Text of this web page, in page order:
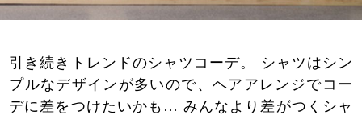
引き続きトレンドのシャツコーデ。 シャツはシン
プルなデザインが多いので、ヘアアレンジでコー
デに差をつけたいかも… みんなより差がつくシャ